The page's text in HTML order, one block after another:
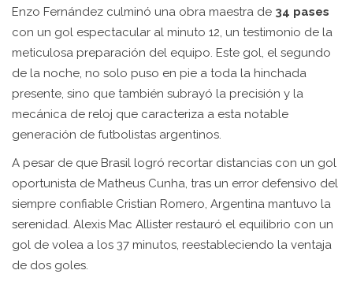
Enzo Fernández culminó una obra maestra de 34 pases
con un gol espectacular al minuto 12, un testimonio de la
meticulosa preparación del equipo. Este gol, el segundo
de la noche, no solo puso en pie a toda la hinchada
presente, sino que también subrayó la precisión y la
mecánica de reloj que caracteriza a esta notable
generación de futbolistas argentinos.
A pesar de que Brasil logró recortar distancias con un gol
oportunista de Matheus Cunha, tras un error defensivo del
siempre confiable Cristian Romero, Argentina mantuvo la
serenidad. Alexis Mac Allister restauró el equilibrio con un
gol de volea a los 37 minutos, reestableciendo la ventaja
de dos goles.